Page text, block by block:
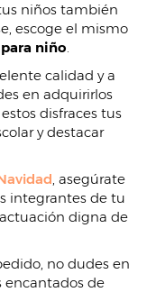
niños también
escoge el mismo
niño.
calidad y a
en adquirirlos
disfraces tus
y destacar
, asegúrate
integrantes de tu
digna de
no dudes en
encantados de